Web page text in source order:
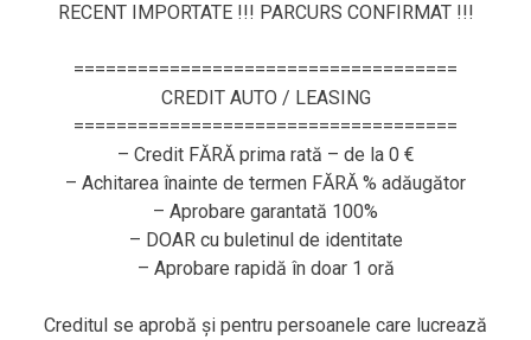
RECENT IMPORTATE !!! PARCURS CONFIRMAT !!!
====================================
CREDIT AUTO / LEASING
====================================
– Credit FĂRĂ prima rată – de la 0 €
– Achitarea înainte de termen FĂRĂ % adăugător
– Aprobare garantată 100%
– DOAR cu buletinul de identitate
– Aprobare rapidă în doar 1 oră
Creditul se aprobă și pentru persoanele care lucrează